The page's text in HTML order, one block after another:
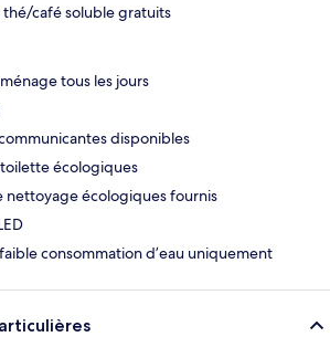
thé/café soluble gratuits
tous les jours
disponibles
écologiques
nettoyage écologiques fournis
consommation d’eau uniquement